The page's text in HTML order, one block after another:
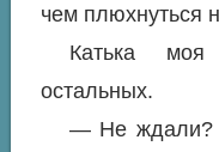
чем плюхнуться
Катька
остальных.
— Не ждали?